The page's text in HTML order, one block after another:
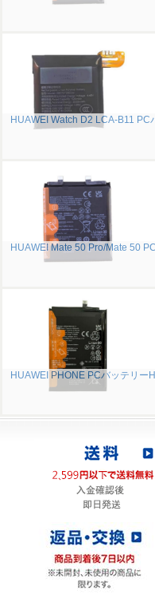
HUAWEI Watch D2 LCA-B11
HUAWEI Mate 50 Pro/Mate 50
HUAWEI PHONE PCバッテリー